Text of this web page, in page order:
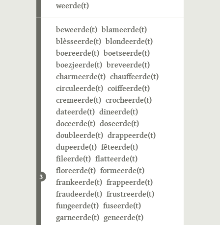
weerde(t)
3
beweerde(t) blameerde(t)
blèsseerde(t) blondeerde(t)
boereerde(t) boetseerde(t)
boezjeerde(t) breveerde(t)
charmeerde(t) chauffeerde(t)
circuleerde(t) coiffeerde(t)
cremeerde(t) crocheerde(t)
dateerde(t) dineerde(t)
doceerde(t) doseerde(t)
doubleerde(t) drappeerde(t)
dupeerde(t) fêteerde(t)
fileerde(t) flatteerde(t)
floreerde(t) formeerde(t)
frankeerde(t) frappeerde(t)
fraudeerde(t) frustreerde(t)
fungeerde(t) fuseerde(t)
garneerde(t) geneerde(t)